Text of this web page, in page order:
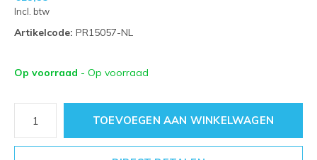
Incl. btw
Artikelcode: PR15057-NL
Op voorraad - Op voorraad
TOEVOEGEN AAN WINKELWAGEN